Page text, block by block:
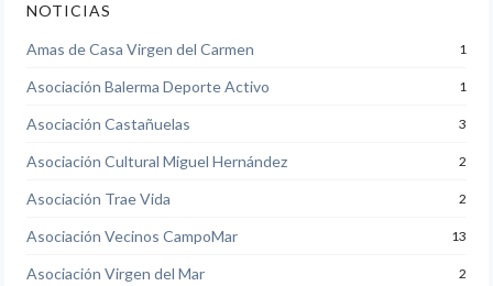
NOTICIAS
Amas de Casa Virgen del Carmen 1
Asociación Balerma Deporte Activo 1
Asociación Castañuelas 3
Asociación Cultural Miguel Hernández 2
Asociación Trae Vida 2
Asociación Vecinos CampoMar 13
Asociación Virgen del Mar 2